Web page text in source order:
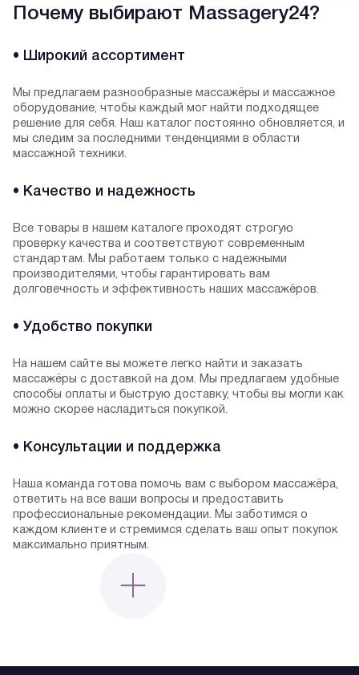
Почему выбирают Massagery24?
• Широкий ассортимент
Мы предлагаем разнообразные массажёры и массажное
оборудование, чтобы каждый мог найти подходящее
решение для себя. Наш каталог постоянно обновляется, и
мы следим за последними тенденциями в области
массажной техники.
• Качество и надежность
Все товары в нашем каталоге проходят строгую
проверку качества и соответствуют современным
стандартам. Мы работаем только с надежными
производителями, чтобы гарантировать вам
долговечность и эффективность наших массажёров.
• Удобство покупки
На нашем сайте вы можете легко найти и заказать
массажёры с доставкой на дом. Мы предлагаем удобные
способы оплаты и быструю доставку, чтобы вы могли как
можно скорее насладиться покупкой.
• Консультации и поддержка
Наша команда готова помочь вам с выбором массажёра,
ответить на все ваши вопросы и предоставить
профессиональные рекомендации. Мы заботимся о
каждом клиенте и стремимся сделать ваш опыт покупок
максимально приятным.